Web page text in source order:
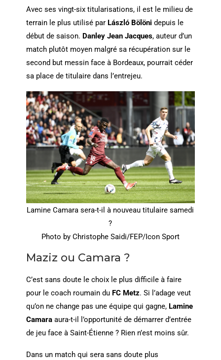
Avec ses vingt-six titularisations, il est le milieu de
terrain le plus utilisé par László Bölöni depuis le
début de saison. Danley Jean Jacques, auteur d’un
match plutôt moyen malgré sa récupération sur le
second but messin face à Bordeaux, pourrait céder
sa place de titulaire dans l’entrejeu.
Lamine Camara sera-t-il à nouveau titulaire samedi
?
Photo by Christophe Saidi/FEP/Icon Sport
Maziz ou Camara ?
C’est sans doute le choix le plus difficile à faire
pour le coach roumain du FC Metz. Si l’adage veut
qu’on ne change pas une équipe qui gagne, Lamine
Camaraaura-t-il l’opportunité de démarrer d’entrée
de jeu face à Saint-Étienne ? Rien n’est moins sûr.
Dans un match qui sera sans doute plus